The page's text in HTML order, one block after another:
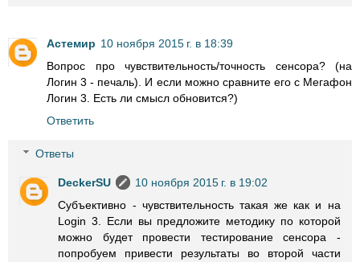
Астемир 10 ноября 2015 г. в 18:39
Вопрос про чувствительность/точность сенсора? (на
Логин 3 - печаль). И если можно сравните его с Мегафон
Логин 3. Есть ли смысл обновится?)
Ответить
Ответы
DeckerSU
10 ноября 2015 г. в 19:02
Субъективно - чувствительность такая же как и на
Login 3. Если вы предложите методику по которой
можно будет провести тестирование сенсора -
попробуем привести результаты во второй части